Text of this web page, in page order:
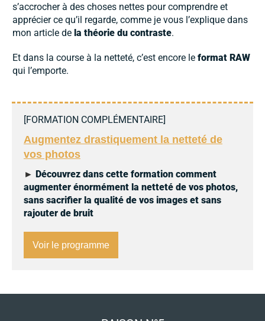
s’accrocher à des choses nettes pour comprendre et
apprécier ce qu’il regarde, comme je vous l’explique dans
mon article de la théorie du contraste.
Et dans la course à la netteté, c’est encore le format RAW
qui l’emporte.
[FORMATION COMPLÉMENTAIRE]
Augmentez drastiquement la netteté de
vos photos
► Découvrez dans cette formation comment
augmenter énormément la netteté de vos photos,
sans sacrifier la qualité de vos images et sans
rajouter de bruit
Voir le programme